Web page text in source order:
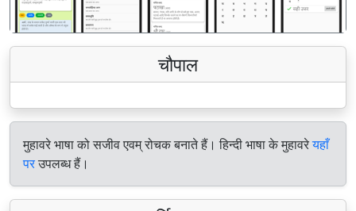
चौपाल
मुहावरे भाषा को सजीव एवम् रोचक बनाते हैं। हिन्दी भाषा के मुहावरेयहाँ
परउपलब्ध हैं।